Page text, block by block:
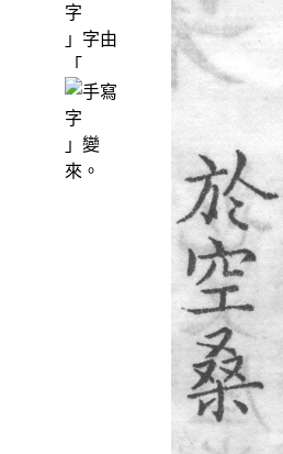
」字由
「
」變
來。